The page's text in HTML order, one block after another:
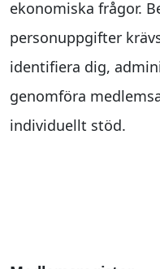
ekonomiska frågor.
personuppgifter
identifiera dig,
genomföra
individuellt stöd.